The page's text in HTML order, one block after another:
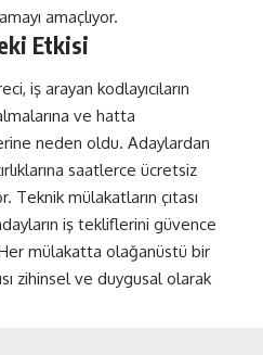
amaçlıyor.
Etkisi
iş arayan kodlayıcıların
ve hatta
neden oldu. Adaylardan
saatlerce ücretsiz
Teknik mülakatların çıtası
iş tekliflerini güvence
Her mülakatta olağanüstü bir
zihinsel ve duygusal olarak